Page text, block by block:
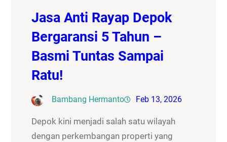
Jasa Anti Rayap Depok
Bergaransi 5 Tahun –
Basmi Tuntas Sampai
Ratu!
Bambang Hermanto Feb 13, 2026
Depok kini menjadi salah satu wilayah
dengan perkembangan properti yang